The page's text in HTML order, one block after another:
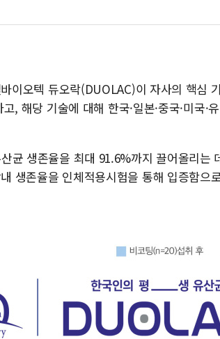
이오텍 듀오락(DUOLAC)이 자사의 핵심
, 해당 기술에 대해 한국·일본·중국·미국·
균 생존율을 최대 91.6%까지 끌어올리는
생존율을 인체적용시험을 통해 입증함으